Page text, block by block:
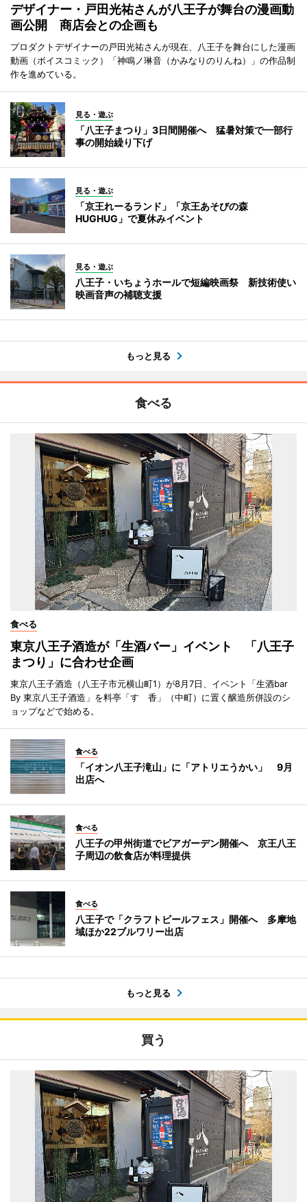
デザイナー・戸田光祐さんが八王子が舞台の漫画動
画公開 商店会との企画も
プロダクトデザイナーの戸田光祐さんが現在、八王子を舞台にした漫画
動画（ボイスコミック）「神鳴ノ琳音（かみなりのりんね）」の作品制
作を進めている。
見る・遊ぶ
「八王子まつり」3日間開催へ 猛暑対策で一部行
事の開始繰り下げ
見る・遊ぶ
「京王れーるランド」「京王あそびの森
HUGHUG」で夏休みイベント
見る・遊ぶ
八王子・いちょうホールで短編映画祭 新技術使い
映画音声の補聴支援
もっと見る
食べる
食べる
東京八王子酒造が「生酒バー」イベント 「八王子
まつり」に合わせ企画
東京八王子酒造（八王子市元横山町1）が8月7日、イベント「生酒bar
By 東京八王子酒造」を料亭「すゞ香」（中町）に置く醸造所併設のシ
ョップなどで始める。
食べる
「イオン八王子滝山」に「アトリエうかい」 9月
出店へ
食べる
八王子の甲州街道でビアガーデン開催へ 京王八王
子周辺の飲食店が料理提供
食べる
八王子で「クラフトビールフェス」開催へ 多摩地
域ほか22ブルワリー出店
もっと見る
買う